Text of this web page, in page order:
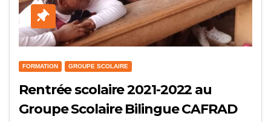
FORMATION GROUPE SCOLAIRE
Rentrée scolaire 2021-2022 au
Groupe Scolaire Bilingue CAFRAD